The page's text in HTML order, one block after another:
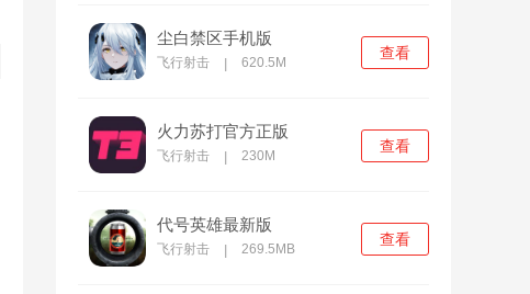
尘白禁区手机版
飞行射击 620.5M
查看
火力苏打官方正版
飞行射击 230M
查看
代号英雄最新版
飞行射击 269.5MB
查看